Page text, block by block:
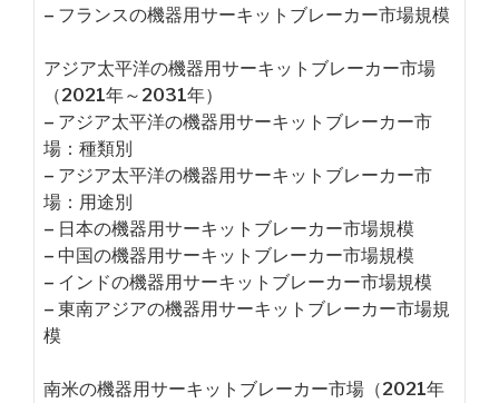
– フランスの機器用サーキットブレーカー市場規模
アジア太平洋の機器用サーキットブレーカー市場
（2021年～2031年）
– アジア太平洋の機器用サーキットブレーカー市
場：種類別
– アジア太平洋の機器用サーキットブレーカー市
場：用途別
– 日本の機器用サーキットブレーカー市場規模
– 中国の機器用サーキットブレーカー市場規模
– インドの機器用サーキットブレーカー市場規模
– 東南アジアの機器用サーキットブレーカー市場規
模
南米の機器用サーキットブレーカー市場（2021年